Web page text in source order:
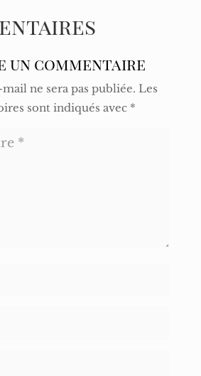
un commentaire
ne sera pas publiée. Les
sont indiqués avec *